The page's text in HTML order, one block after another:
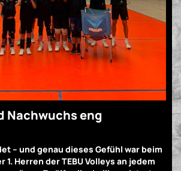
Nachwuchs eng
– und genau dieses Gefühl war beim
1. Herren der TEBU Volleys an jedem